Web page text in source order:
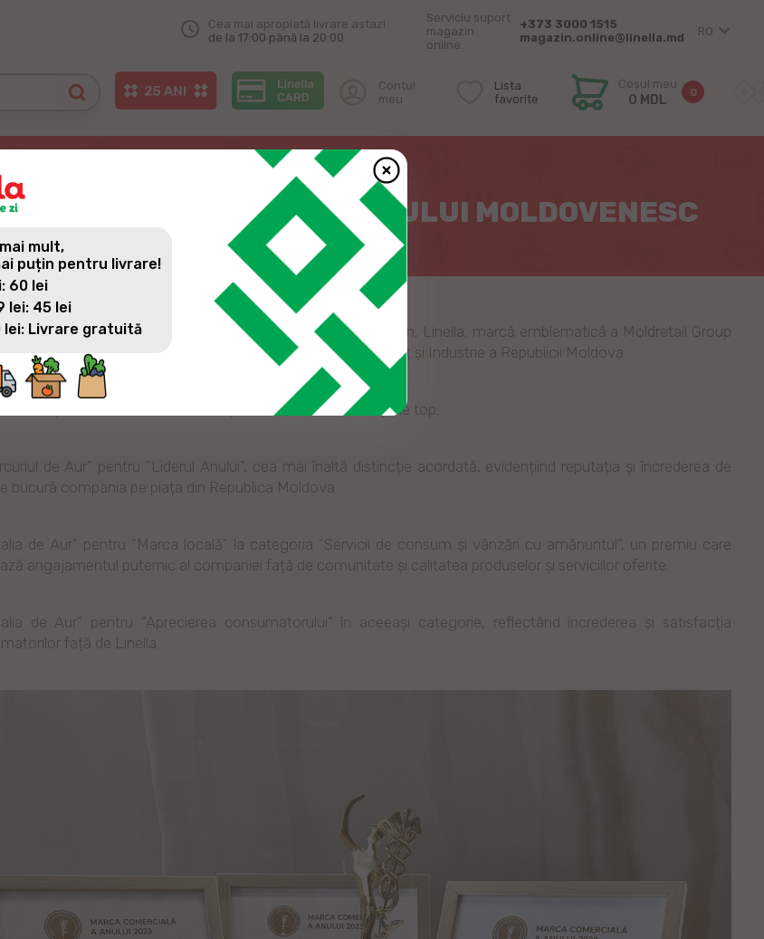
Cea mai apropiată livrare astazi
de la 17:00 până la 20:00
Serviciu suport
magazin
online:
+373 3000 1515
magazin.online@linella.md
RO
Contul
meu
Lista
favorite
Coșul meu
0 MDL 0
Gala Businessului Moldovenesc
DE LA GALA BUSINESSULUI MOLDOVENESC
prestigioasei Gale a Businessului Moldovenesc din acest an, Linella, marcă emblematică a Moldretail Group
a fost distinsă cu trei premii importante de Camera de Comerț și Industrie a Republicii Moldova.
de supermarketuri Linella a fost premiată cu trei distincții de top:
de Aur" pentru "Liderul Anului", cea mai înaltă distincție acordată, evidențiind reputația și încrederea de
bucură compania pe piața din Republica Moldova.
de Aur" pentru "Marca locală" la categoria "Servicii de consum și vânzări cu amănuntul", un premiu care
angajamentul puternic al companiei față de comunitate și calitatea produselor și serviciilor oferite.
de Aur" pentru "Aprecierea consumatorului" în aceeași categorie, reflectând încrederea și satisfacția
față de Linella.
mult,
puțin pentru livrare!
60 lei
lei: 45 lei
lei: Livrare gratuită